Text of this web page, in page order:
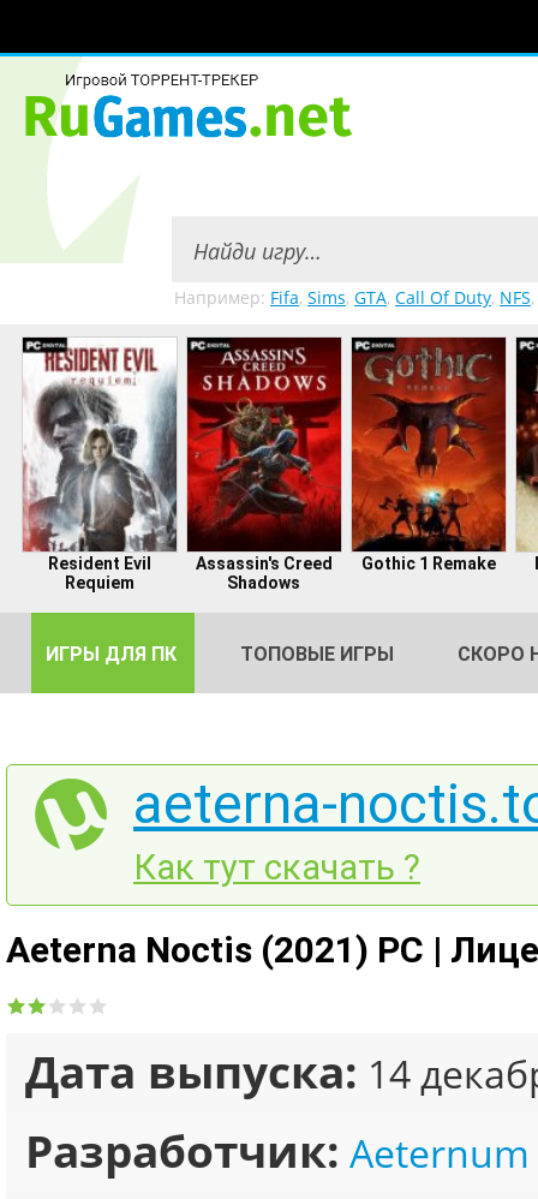
Например: Fifa, Sims, GTA, Call Of Duty, NFS,
Resident Evil
Requiem
Assassin's Creed
Shadows
Gothic 1 Remake
ИГРЫ ДЛЯ ПК ТОПОВЫЕ ИГРЫ СКОРО
aeterna-
Как тут скачать ?
Aeterna Noctis (2021) PC |
Дата выпуска: 14
Разработчик: Aeternum